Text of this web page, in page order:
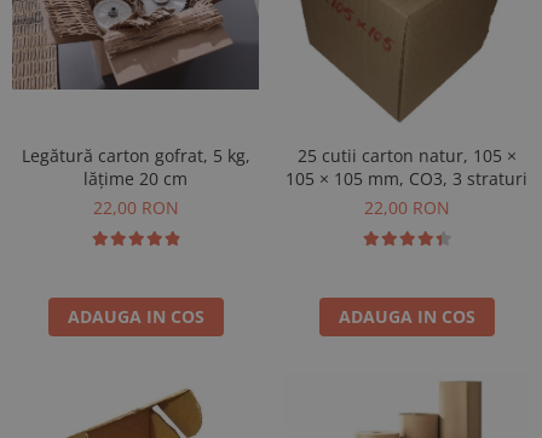
Legătură carton gofrat, 5 kg,
lățime 20 cm
22,00 RON
ADAUGA IN COS
25 cutii carton natur, 105 ×
105 × 105 mm, CO3, 3 straturi
22,00 RON
ADAUGA IN COS